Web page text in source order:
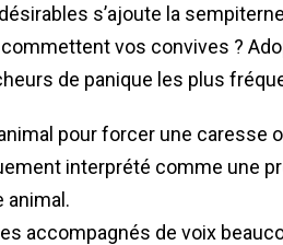
s’ajoute la
vos convives ?
de panique les plus
pour forcer une caresse
interprété comme une
animal.
accompagnés de voix